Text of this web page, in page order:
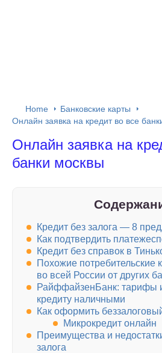
Home
Банковские карты
Онлайн заявка на кредит во все
Онлайн заявка на
банки москвы
Кредит без залога — 8
Как подтвердить
Кредит без справок в
Похожие потребительские
во всей России от других
РайффайзенБанк: тарифы
кредиту наличными
Как оформить
Микрокредит онлайн
Преимущества и
залога